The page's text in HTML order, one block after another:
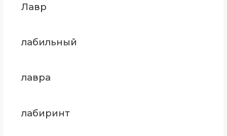
Лавр
лабильный
лавра
лабиринт